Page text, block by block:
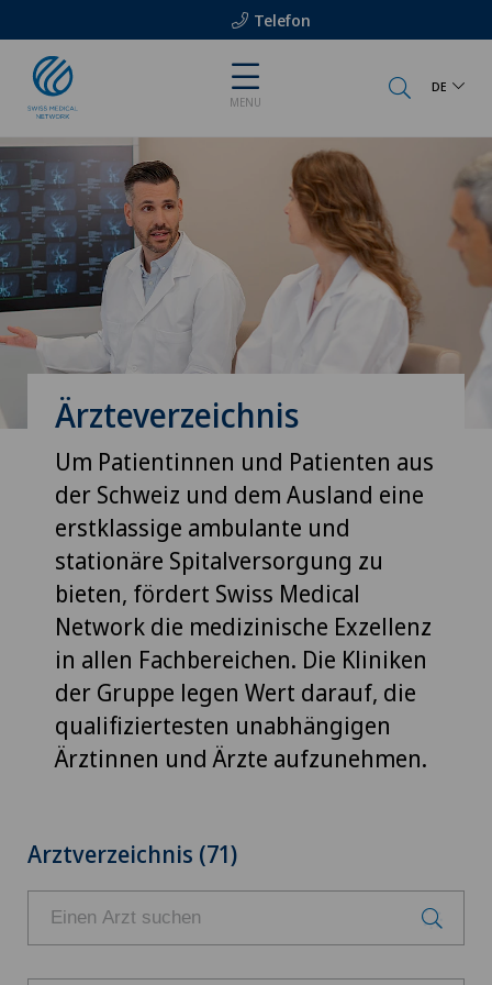
Telefon
MENU
DE
Ärzteverzeichnis
Um Patientinnen und Patienten aus
der Schweiz und dem Ausland eine
erstklassige ambulante und
stationäre Spitalversorgung zu
bieten, fördert Swiss Medical
Network die medizinische Exzellenz
in allen Fachbereichen. Die Kliniken
der Gruppe legen Wert darauf, die
qualifiziertesten unabhängigen
Ärztinnen und Ärzte aufzunehmen.
Arztverzeichnis (71)